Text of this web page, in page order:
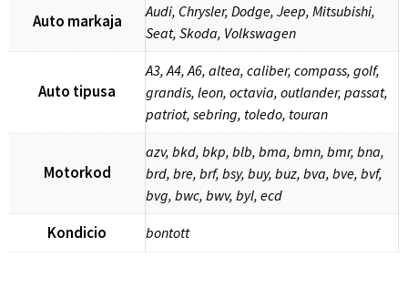
Auto markaja
Audi, Chrysler, Dodge, Jeep, Mitsubishi,
Seat, Skoda, Volkswagen
Auto tipusa
A3, A4, A6, altea, caliber, compass, golf,
grandis, leon, octavia, outlander, passat,
patriot, sebring, toledo, touran
Motorkod
azv, bkd, bkp, blb, bma, bmn, bmr, bna,
brd, bre, brf, bsy, buy, buz, bva, bve, bvf,
bvg, bwc, bwv, byl, ecd
Kondicio bontott